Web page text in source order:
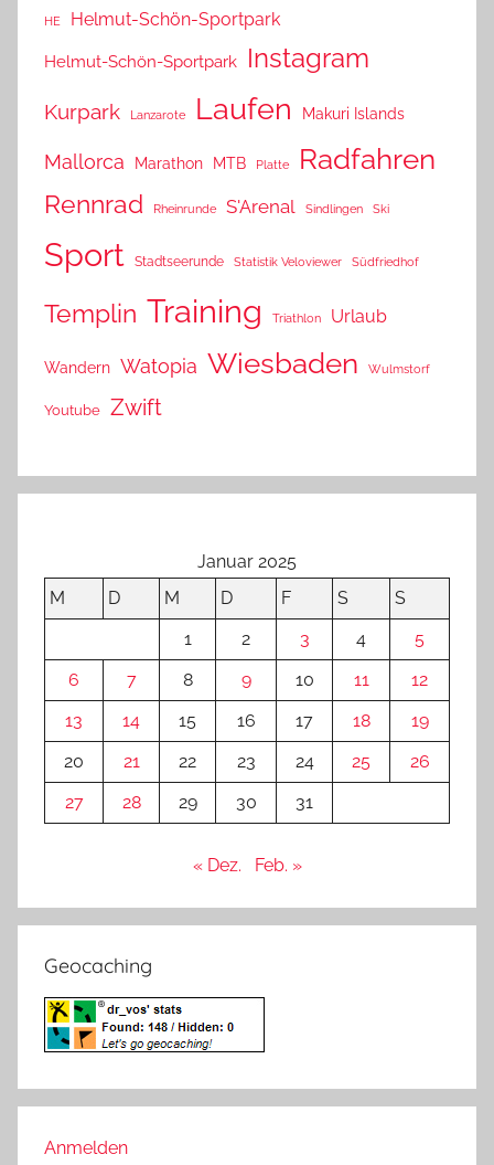
HE Helmut-Schön-Sportpark
Helmut-Schön-Sportpark Instagram
Kurpark Lanzarote Laufen Makuri Islands
Mallorca Marathon MTB Platte Radfahren
Rennrad Rheinrunde S'Arenal Sindlingen Ski
Sport Stadtseerunde Statistik Veloviewer Südfriedhof
Templin Training Triathlon Urlaub
Wandern Watopia Wiesbaden Wulmstorf
Youtube Zwift
Januar 2025
M
D M D F S
S
1
2 3 4
5
6
7 8 9 10 11
12
13
14 15 16 17 18
19
20
21 22 23 24 25
26
27
28 29 30 31
« Dez. Feb. »
Geocaching
Anmelden